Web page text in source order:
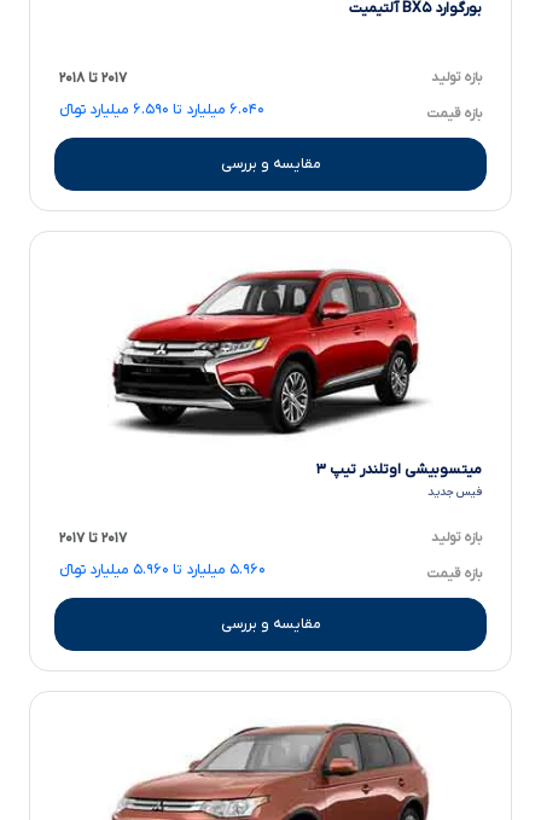
بورگوارد BX۵ آلتیمیت
بازه تولید ۲۰۱۷ تا ۲۰۱۸
بازه قیمت ۶.۰۴۰ میلیارد تا ۶.۵۹۰ میلیارد تومانءءء
مقایسه و بررسی
میتسوبیشی اوتلندر تیپ ۳
فیس جدید
بازه تولید ۲۰۱۷ تا ۲۰۱۷
بازه قیمت ۵.۹۶۰ میلیارد تا ۵.۹۶۰ میلیارد تومانءءء
مقایسه و بررسی